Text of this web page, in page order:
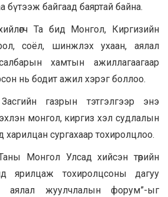
бүтээж байгаад баяртай байна.
Та бид Монгол, Киргизийн
соёл, шинжлэх ухаан, аялал
хамтын ажиллагаагаар
нь бодит ажил хэрэг боллоо.
газрын тэтгэлгээр энэ
монгол, киргиз хэл судлалын
харилцан сургахаар тохиролцлоо.
Таны Монгол Улсад хийсэн төрийн
ярилцаж тохиролцсоны дагуу
аялал жуулчлалын форум”-ыг